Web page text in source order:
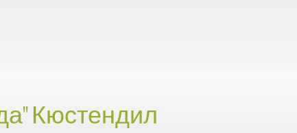
Кюстендил